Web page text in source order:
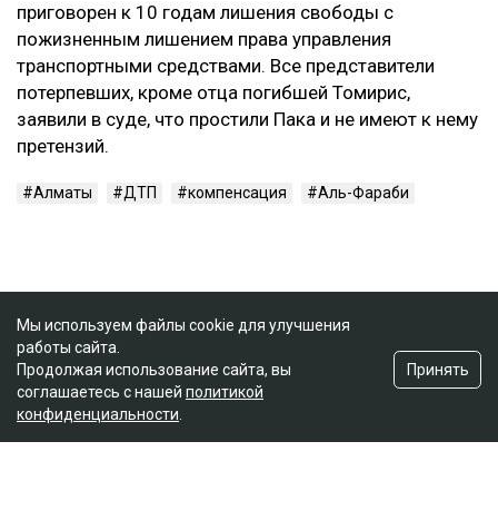
приговорен к 10 годам лишения свободы с
пожизненным лишением права управления
транспортными средствами. Все представители
потерпевших, кроме отца погибшей Томирис,
заявили в суде, что простили Пака и не имеют к нему
претензий.
Алматы ДТП компенсация Аль-Фараби
Мы используем файлы cookie для улучшения
работы сайта.
Продолжая использование сайта, вы
соглашаетесь с нашей политикой
конфиденциальности
Принять